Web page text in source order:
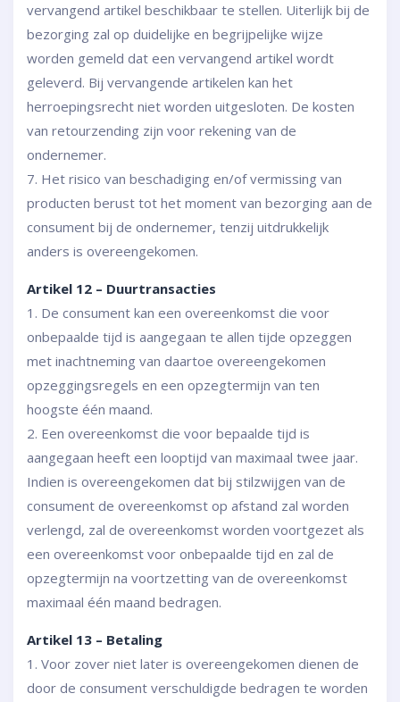
vervangend artikel beschikbaar te stellen. Uiterlijk bij de
bezorging zal op duidelijke en begrijpelijke wijze
worden gemeld dat een vervangend artikel wordt
geleverd. Bij vervangende artikelen kan het
herroepingsrecht niet worden uitgesloten. De kosten
van retourzending zijn voor rekening van de
ondernemer.
7. Het risico van beschadiging en/of vermissing van
producten berust tot het moment van bezorging aan de
consument bij de ondernemer, tenzij uitdrukkelijk
anders is overeengekomen.
Artikel 12 – Duurtransacties
1. De consument kan een overeenkomst die voor
onbepaalde tijd is aangegaan te allen tijde opzeggen
met inachtneming van daartoe overeengekomen
opzeggingsregels en een opzegtermijn van ten
hoogste één maand.
2. Een overeenkomst die voor bepaalde tijd is
aangegaan heeft een looptijd van maximaal twee jaar.
Indien is overeengekomen dat bij stilzwijgen van de
consument de overeenkomst op afstand zal worden
verlengd, zal de overeenkomst worden voortgezet als
een overeenkomst voor onbepaalde tijd en zal de
opzegtermijn na voortzetting van de overeenkomst
maximaal één maand bedragen.
Artikel 13 – Betaling
1. Voor zover niet later is overeengekomen dienen de
door de consument verschuldigde bedragen te worden